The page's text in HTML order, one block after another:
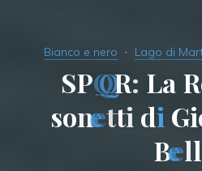
Bianco e nero Lago di
SPQR: La R
sonetti di Gi
Bell